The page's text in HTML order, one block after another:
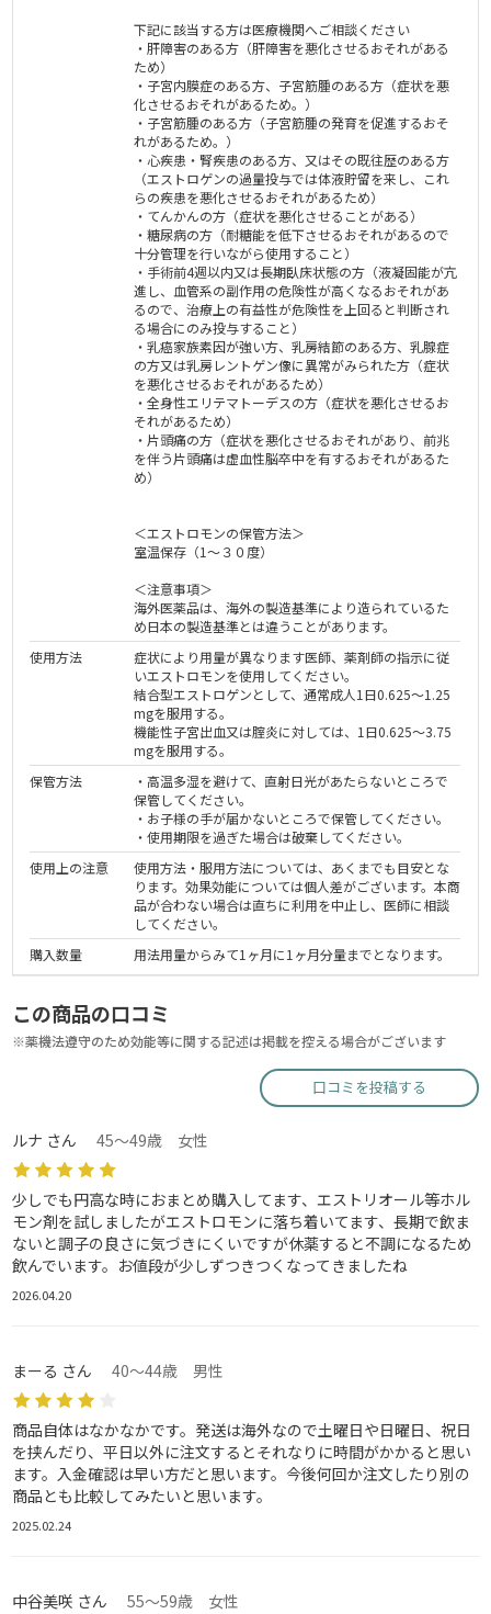
下記に該当する方は医療機関へご相談ください
・肝障害のある方（肝障害を悪化させるおそれがある
ため）
・子宮内膜症のある方、子宮筋腫のある方（症状を悪
化させるおそれがあるため。）
・子宮筋腫のある方（子宮筋腫の発育を促進するおそ
れがあるため。）
・心疾患・腎疾患のある方、又はその既往歴のある方
（エストロゲンの過量投与では体液貯留を来し、これ
らの疾患を悪化させるおそれがあるため）
・てんかんの方（症状を悪化させることがある）
・糖尿病の方（耐糖能を低下させるおそれがあるので
十分管理を行いながら使用すること）
・手術前4週以内又は長期臥床状態の方（液凝固能が亢
進し、血管系の副作用の危険性が高くなるおそれがあ
るので、治療上の有益性が危険性を上回ると判断され
る場合にのみ投与すること）
・乳癌家族素因が強い方、乳房結節のある方、乳腺症
の方又は乳房レントゲン像に異常がみられた方（症状
を悪化させるおそれがあるため）
・全身性エリテマトーデスの方（症状を悪化させるお
それがあるため）
・片頭痛の方（症状を悪化させるおそれがあり、前兆
を伴う片頭痛は虚血性脳卒中を有するおそれがあるた
め）
＜エストロモンの保管方法＞
室温保存（1～３０度）
＜注意事項＞
海外医薬品は、海外の製造基準により造られているた
め日本の製造基準とは違うことがあります。
使用方法
症状により用量が異なります医師、薬剤師の指示に従
いエストロモンを使用してください。
結合型エストロゲンとして、通常成人1日0.625～1.25
mgを服用する。
機能性子宮出血又は腟炎に対しては、1日0.625～3.75
mgを服用する。
保管方法
・高温多湿を避けて、直射日光があたらないところで
保管してください。
・お子様の手が届かないところで保管してください。
・使用期限を過ぎた場合は破棄してください。
使用上の注意
使用方法・服用方法については、あくまでも目安とな
ります。効果効能については個人差がございます。本商
品が合わない場合は直ちに利用を中止し、医師に相談
してください。
購入数量
用法用量からみて1ヶ月に1ヶ月分量までとなります。
この商品の口コミ
※薬機法遵守のため効能等に関する記述は掲載を控える場合がございます
口コミを投稿する
ルナ さん 45～49歳 女性
少しでも円高な時におまとめ購入してます、エストリオール等ホル
モン剤を試しましたがエストロモンに落ち着いてます、長期で飲ま
ないと調子の良さに気づきにくいですが休薬すると不調になるため
飲んでいます。お値段が少しずつきつくなってきましたね
2026.04.20
まーる さん 40～44歳 男性
商品自体はなかなかです。発送は海外なので土曜日や日曜日、祝日
を挟んだり、平日以外に注文するとそれなりに時間がかかると思い
ます。入金確認は早い方だと思います。今後何回か注文したり別の
商品とも比較してみたいと思います。
2025.02.24
中谷美咲 さん 55～59歳 女性